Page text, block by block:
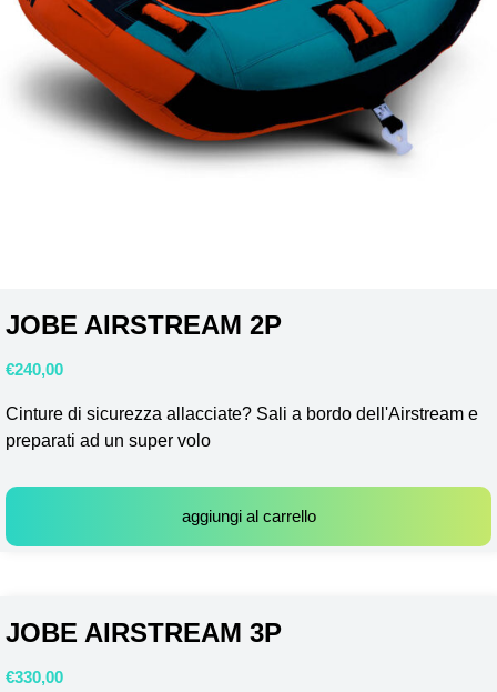
JOBE AIRSTREAM 2P
€240,00
Cinture di sicurezza allacciate? Sali a bordo dell'Airstream e
preparati ad un super volo
aggiungi al carrello
JOBE AIRSTREAM 3P
€330,00